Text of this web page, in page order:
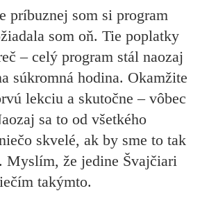
príbuznej som si program
som oň. Tie poplatky
– celý program stál naozaj
súkromná hodina. Okamžite
lekciu a skutočne – vôbec
sa to od všetkého
skvelé, ak by sme to tak
Myslím, že jedine Švajčiari
takýmto.